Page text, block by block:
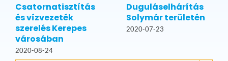
Csatornatisztítás
és vízvezeték
szerelés Kerepes
városában
2020-08-24
Duguláselhárítás
Solymár területén
2020-07-23